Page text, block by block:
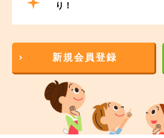
り！
新規会員登録